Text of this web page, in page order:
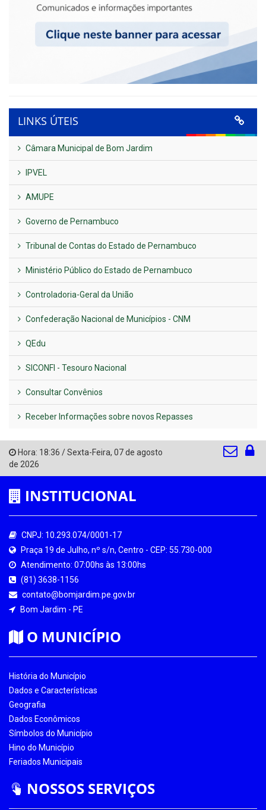
LINKS ÚTEIS
Câmara Municipal de Bom Jardim
IPVEL
AMUPE
Governo de Pernambuco
Tribunal de Contas do Estado de Pernambuco
Ministério Público do Estado de Pernambuco
Controladoria-Geral da União
Confederação Nacional de Municípios - CNM
QEdu
SICONFI - Tesouro Nacional
Consultar Convênios
Receber Informações sobre novos Repasses
Hora: 18:36 /Sexta-Feira, 07 de agosto
de 2026
INSTITUCIONAL
CNPJ: 10.293.074/0001-17
Praça 19 de Julho, nº s/n, Centro - CEP: 55.730-000
Atendimento: 07:00hs às 13:00hs
(81) 3638-1156
contato@bomjardim.pe.gov.br
Bom Jardim - PE
O MUNICÍPIO
História do Município
Dados e Características
Geografia
Dados Econômicos
Símbolos do Município
Hino do Município
Feriados Municipais
NOSSOS SERVIÇOS